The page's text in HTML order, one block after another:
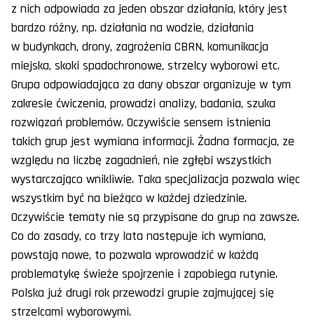
z nich odpowiada za jeden obszar działania, który jest
bardzo różny, np. działania na wodzie, działania
w budynkach, drony, zagrożenia CBRN, komunikacja
miejska, skoki spadochronowe, strzelcy wyborowi etc.
Grupa odpowiadająca za dany obszar organizuje w tym
zakresie ćwiczenia, prowadzi analizy, badania, szuka
rozwiązań problemów. Oczywiście sensem istnienia
takich grup jest wymiana informacji. Żadna formacja, ze
względu na liczbę zagadnień, nie zgłębi wszystkich
wystarczająco wnikliwie. Taka specjalizacja pozwala więc
wszystkim być na bieżąco w każdej dziedzinie.
Oczywiście tematy nie są przypisane do grup na zawsze.
Co do zasady, co trzy lata następuje ich wymiana,
powstają nowe, to pozwala wprowadzić w każdą
problematykę świeże spojrzenie i zapobiega rutynie.
Polska już drugi rok przewodzi grupie zajmującej się
strzelcami wyborowymi.